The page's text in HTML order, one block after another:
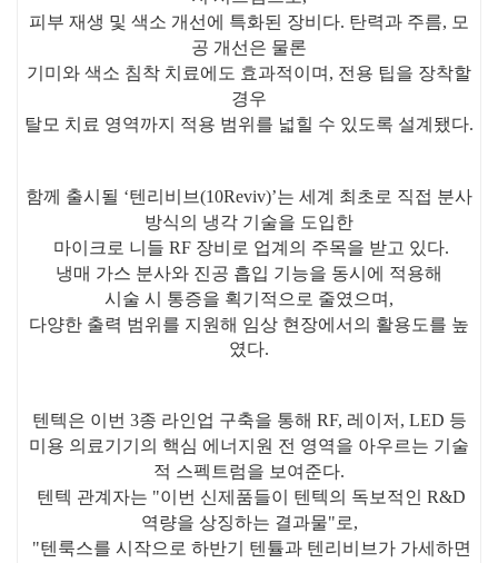
피부 재생 및 색소 개선에 특화된 장비다. 탄력과 주름, 모
공 개선은 물론
기미와 색소 침착 치료에도 효과적이며, 전용 팁을 장착할
경우
탈모 치료 영역까지 적용 범위를 넓힐 수 있도록 설계됐다.
함께 출시될 ‘텐리비브(10Reviv)’는 세계 최초로 직접 분사
방식의 냉각 기술을 도입한
마이크로 니들 RF 장비로 업계의 주목을 받고 있다.
냉매 가스 분사와 진공 흡입 기능을 동시에 적용해
시술 시 통증을 획기적으로 줄였으며,
다양한 출력 범위를 지원해 임상 현장에서의 활용도를 높
였다.
텐텍은 이번 3종 라인업 구축을 통해 RF, 레이저, LED 등
미용 의료기기의 핵심 에너지원 전 영역을 아우르는 기술
적 스펙트럼을 보여준다.
텐텍 관계자는 "이번 신제품들이 텐텍의 독보적인 R&D
역량을 상징하는 결과물"로,
"텐룩스를 시작으로 하반기 텐튤과 텐리비브가 가세하면